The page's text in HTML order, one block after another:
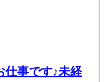
仕事です♪未経